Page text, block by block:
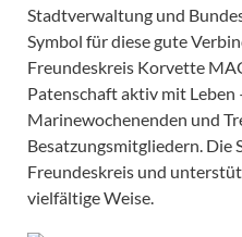
Stadtverwaltung und
Symbol für diese gute
Freundeskreis Korvette
Patenschaft aktiv mit Leben
Marinewochenenden und
Besatzungsmitgliedern.
Freundeskreis und
vielfältige Weise.